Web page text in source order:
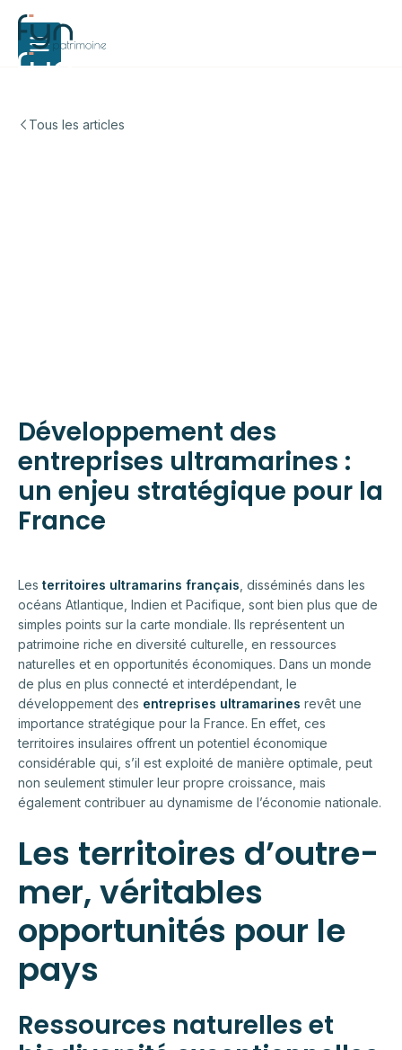
Tous les articles
Développement des
entreprises ultramarines :
un enjeu stratégique pour la
France
Les territoires ultramarins français , disséminés dans les
océans Atlantique, Indien et Pacifique, sont bien plus que de
simples points sur la carte mondiale. Ils représentent un
patrimoine riche en diversité culturelle, en ressources
naturelles et en opportunités économiques. Dans un monde
de plus en plus connecté et interdépendant, le
développement des entreprises ultramarines revêt une
importance stratégique pour la France. En effet, ces
territoires insulaires offrent un potentiel économique
considérable qui, s’il est exploité de manière optimale, peut
non seulement stimuler leur propre croissance, mais
également contribuer au dynamisme de l’économie nationale.
Les territoires d’outre-
mer, véritables
opportunités pour le
pays
Ressources naturelles et